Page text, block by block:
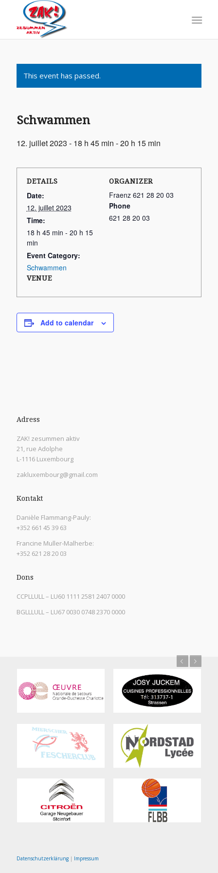
This event has passed.
Schwammen
12. juillet 2023 - 18 h 45 min -20 h 15 min
DETAILS
Date:
12. juillet 2023
Time:
18 h 45 min - 20 h 15
min
Event Category:
Schwammen
ORGANIZER
Fraenz 621 28 20 03
Phone
621 28 20 03
VENUE
Add to calendar
Adress
ZAK! zesummen aktiv
21, rue Adolphe
L-1116 Luxembourg
zakluxembourg@gmail.com
Kontakt
Danièle Flammang-Pauly:
+352 661 45 39 63
Francine Muller-Malherbe:
+352 621 28 20 03
Dons
CCPLLULL – LU60 1111 2581 2407 0000
BGLLLULL – LU67 0030 0748 2370 0000
Datenschutzerklärung| Impressum